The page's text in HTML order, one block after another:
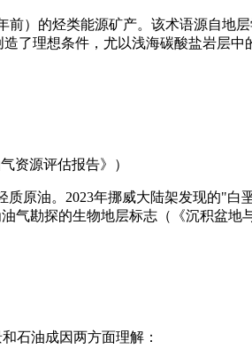
前）的烃类能源矿产。该术语源自
了理想条件，尤以浅海碳酸盐岩层
资源评估报告》）
原油。2023年挪威大陆架发现的"
勘探的生物地层标志（《沉积盆地
石油成因两方面理解：